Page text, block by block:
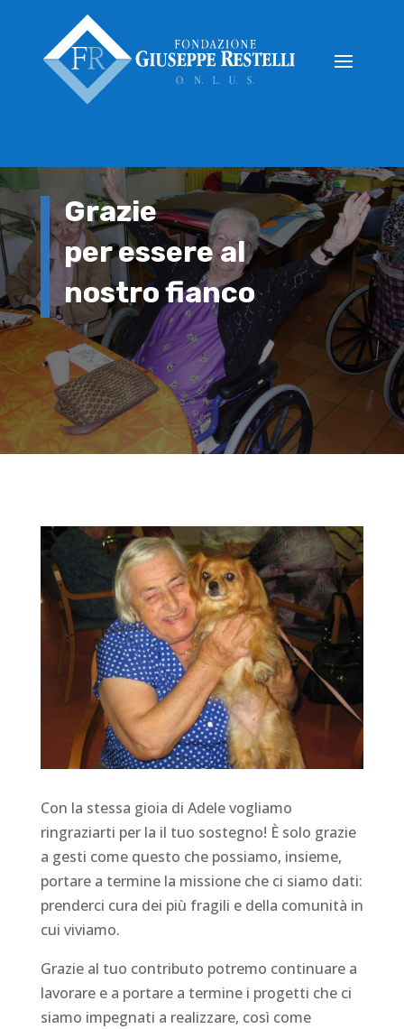
Grazie
per essere al
nostro fianco
Con la stessa gioia di Adele vogliamo
ringraziarti per la il tuo sostegno! È solo grazie
a gesti come questo che possiamo, insieme,
portare a termine la missione che ci siamo dati:
prenderci cura dei più fragili e della comunità in
cui viviamo.
Grazie al tuo contributo potremo continuare a
lavorare e a portare a termine i progetti che ci
siamo impegnati a realizzare, così come